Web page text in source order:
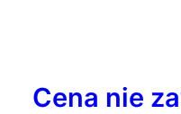
Cena nie